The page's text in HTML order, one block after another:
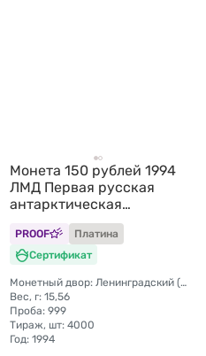
Монета 150 рублей 1994
ЛМД Первая русская
антарктическая
экспедиция
PROOF
Платина
Сертификат
Монетный двор: Ленинградский (ЛМД)
Вес, г: 15,56
Проба: 999
Тираж, шт: 4000
Год: 1994